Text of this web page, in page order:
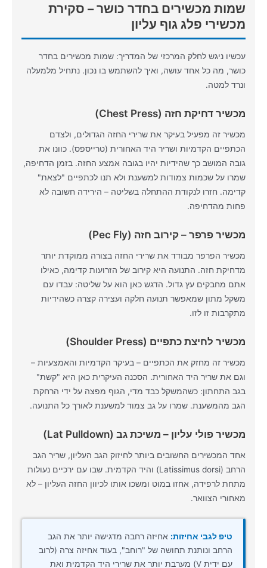
שמות מכשירים בחדר כושר – סקירת
מכשירי פלג גוף עליון
עכשיו ניגש לחלק המרכזי של המדריך: שמות מכשירים בחדר
כושר, מה כל אחד עושה, ואיך להשתמש בו נכון. נתחיל מלמעלה
ונרד למטה.
מכשיר דחיקת חזה (Chest Press)
מכשיר זה מפעיל בעיקר את שרירי החזה הגדולים, ולצדם
הכתפיים הקדמיות ושריר היד האחורית (טרייספס). כוונו את
גובה המושב כך שהידיות יהיו בגובה אמצע החזה. בזמן הדחיפה,
שמרו על שכמות צמודות למשענת ולא תנו לכתפיים "לצאת"
קדימה. חזרו לנקודת ההתחלה בשליטה – הירידה חשובה לא
פחות מהדחיפה.
מכשיר פרפר – קירוב חזה (Pec Fly)
מכשיר הפרפר מבודד את שרירי החזה בצורה ממוקדת יותר
מדחיקת חזה. התנועה היא קירוב של הזרועות קדימה, כאילו
אתם מחבקים עץ גדול. הדגש כאן הוא על שליטה: עבדו עם
משקל מתון שמאפשר תנועה חלקה ועצירה קצרה כשהידיות
מתקרבות זו לזו.
מכשיר לחיצת כתפיים (Shoulder Press)
מכשיר זה מחזק את הכתפיים – בעיקר הקדמיות והאמצעיות –
וגם את שריר היד האחורית. הסכנה העיקרית כאן היא "קשת"
בגב התחתון: כשהמשקל כבד מדי, הגוף מפצה על ידי הרחקת
הגב מהמשענת. שמרו על גב צמוד למשענת לאורך כל התנועה.
מכשיר פולי עליון – משיכת גב (Lat Pulldown)
אחד המכשירים החשובים ביותר לחיזוק הגב העליון, שריר הגב
הרחב (Latissimus dorsi) והיד הקדמית. שבו עם ירכיים נעולות
מתחת לרפידה, אחזו במוט ומשכו אותו לכיוון החזה העליון – לא
מאחורי הצוואר.
טיפ לגבי אחיזות: אחיזה רחבה מדגישה יותר את הגב
הרחב ונותנת תחושה של "רוחב", בעוד אחיזה צרה (לרוב
עם ידית V) מערבת יותר את שרירי היד הקדמית ואת